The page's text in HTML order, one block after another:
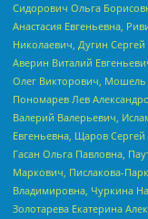
Сидорович Ольга
Анастасия Евгеньевна,
Николаевич, Дугин
Аверин Виталий
Олег Викторович,
Пономарев Лев
Валерий Валерьевич,
Евгеньевна, Щаров
Гасан Ольга Павловна,
Маркович, Пислакова-
Владимировна, Чуркина
Золотарева Екатерина